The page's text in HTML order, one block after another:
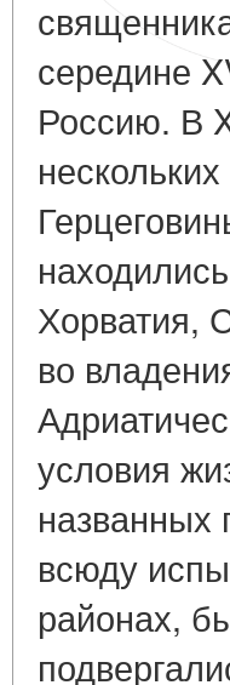
середине
Россию. В
Хорватия,
во
условия
названных
всюду
районах,